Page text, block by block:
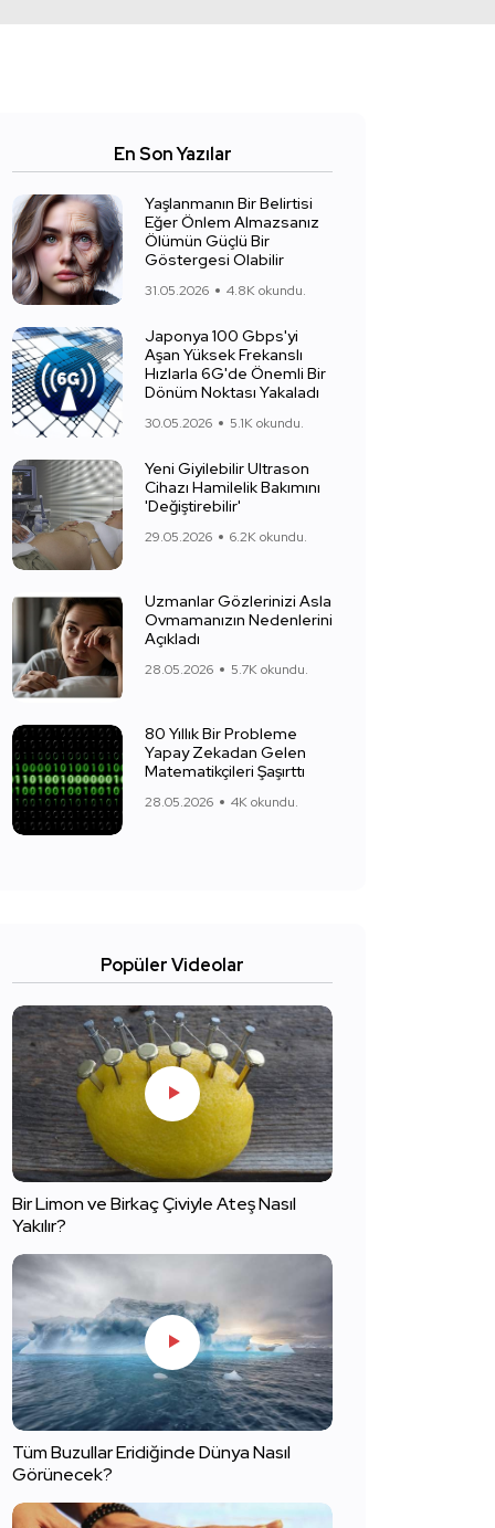
En Son Yazılar
Yaşlanmanın Bir Belirtisi
Eğer Önlem Almazsanız
Ölümün Güçlü Bir
Göstergesi Olabilir
31.05.2026 4.8K okundu.
Japonya 100 Gbps'yi
Aşan Yüksek Frekanslı
Hızlarla 6G'de Önemli Bir
Dönüm Noktası Yakaladı
30.05.2026 5.1K okundu.
Yeni Giyilebilir Ultrason
Cihazı Hamilelik Bakımını
'Değiştirebilir'
29.05.2026 6.2K okundu.
Uzmanlar Gözlerinizi Asla
Ovmamanızın Nedenlerini
Açıkladı
28.05.2026 5.7K okundu.
80 Yıllık Bir Probleme
Yapay Zekadan Gelen
Matematikçileri Şaşırttı
28.05.2026 4K okundu.
Popüler Videolar
Bir Limon ve Birkaç Çiviyle Ateş Nasıl
Yakılır?
Tüm Buzullar Eridiğinde Dünya Nasıl
Görünecek?